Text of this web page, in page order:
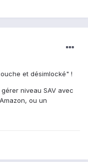
et désimlocké" !
niveau SAV avec
ou un